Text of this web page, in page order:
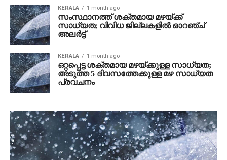
KERALA 1 month ago
സംസ്ഥാനത്ത് ശക്തമായ മഴയ്ക്ക്
സാധ്യത; വിവിധ ജില്ലകളില്‍ ഓറഞ്ച്
അലര്‍ട്ട്
KERALA 1 month ago
ഒറ്റപ്പെട്ട ശക്തമായ മഴയ്ക്കുള്ള സാധ്യത;
അടുത്ത 5 ദിവസത്തേക്കുള്ള മഴ സാധ്യത
പ്രവചനം